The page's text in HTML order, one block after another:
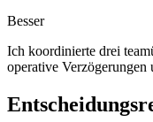
Besser
Ich koordinierte drei
operative Verzögerungen